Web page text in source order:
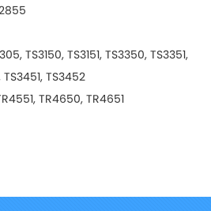
TS3150, TS3151, TS3350, TS3351,
TS3452
TR4650, TR4651